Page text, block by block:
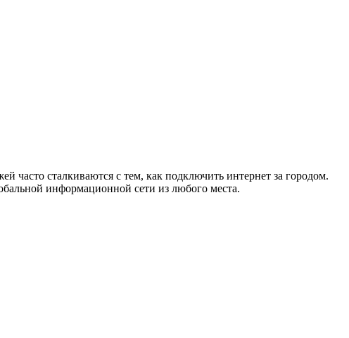
часто сталкиваются с тем, как подключить интернет за городом.
информационной сети из любого места.